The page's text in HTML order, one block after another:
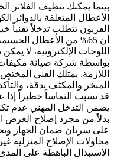
بينما يمكنك تنظيف الفلاتر
الأعطال المتعلقة بالدوائر
الفريون تتطلب تدخلاً تقنياً
أن 65% من الأعطال
اللوحات الإلكترونية، لا
بواسطة شركة صيانة مكيفات
اللازمة. يمتلك الفني
المبخر والمكثف بدقة،
قد تسبب التماساً خطيراً
يضمن التدخل المهني عدم
بدلاً من مجرد إصلاح العرض
على سريان ضمان الجهاز
محاولات الإصلاح المنزلية
الاستبدال الباهظة على